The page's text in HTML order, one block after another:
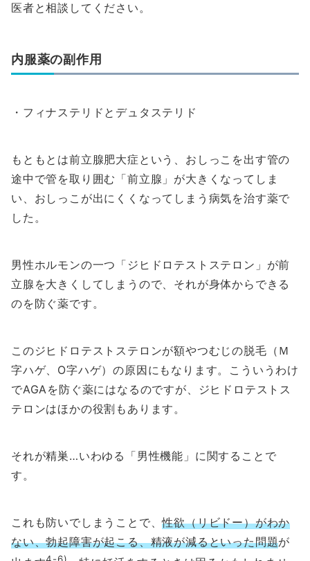
医者と相談してください。
内服薬の副作用
・フィナステリドとデュタステリド
もともとは前立腺肥大症という、おしっこを出す管の
途中で管を取り囲む「前立腺」が大きくなってしま
い、おしっこが出にくくなってしまう病気を治す薬で
した。
男性ホルモンの一つ「ジヒドロテストステロン」が前
立腺を大きくしてしまうので、それが身体からできる
のを防ぐ薬です。
このジヒドロテストステロンが額やつむじの脱毛（Ｍ
字ハゲ、O字ハゲ）の原因にもなります。こういうわけ
でAGAを防ぐ薬にはなるのですが、ジヒドロテストス
テロンはほかの役割もあります。
それが精巣…いわゆる「男性機能」に関することで
す。
これも防いでしまうことで、性欲（リビドー）がわか
ない、勃起障害が起こる、精液が減るといった問題が